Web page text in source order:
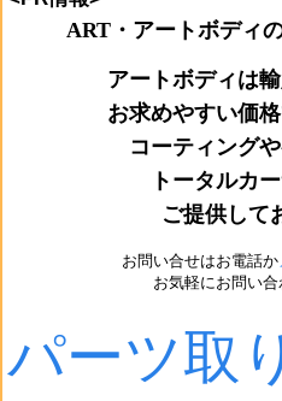
ART・アートボディ
アートボディは
お求めやすい価
コーティング
トータルカ
ご提供して
お問い合せはお電話か
お気軽にお問い合
パーツ取